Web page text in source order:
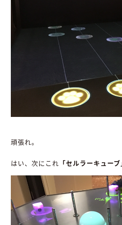
頑張れ。
はい、次にこれ 「セルラーキューブ